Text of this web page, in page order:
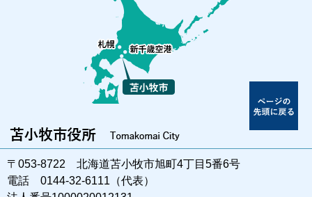
〒053-8722 北海道苫小牧市旭町4丁目5番6号
電話 0144-32-6111（代表）